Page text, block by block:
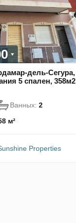
дель-Сегура,
5 спален, 358м2
Ванных: 2
м²
Properties